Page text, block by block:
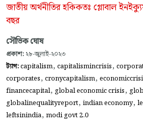
জাতীয় অর্থনীতির হকিকতঃ গ্লোবাল
বছর
সৌভিক ঘোষ
প্রকাশ: ২৮-জুলাই-২০২৩
ট্যাগ:capitalism, capitalismincrisis,
corporates, cronycapitalism,
financecapital, global economic crisis,
globalinequalityreport, indian economy,
leftsinindia, modi govt 2.0